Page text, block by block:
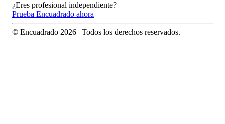
¿Eres profesional independiente?
Prueba Encuadrado ahora
© Encuadrado 2026 | Todos los derechos reservados.